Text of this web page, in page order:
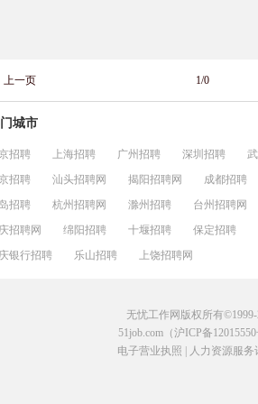
上一页 1/0
城市
招聘 上海招聘 广州招聘 深圳招聘
招聘
汕头招聘网 揭阳招聘网 成都招聘
招聘
杭州招聘网 滁州招聘 台州招聘网
招聘网
绵阳招聘 十堰招聘 保定招聘
银行招聘
乐山招聘 上饶招聘网
无忧工作网版权所有©1999-
51job.com（沪ICP备12015550
电子营业执照
人力资源服务